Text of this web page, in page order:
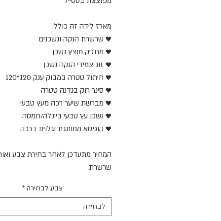
מארז לידה זה כולל:
♥️ שרשרת הנקה ונשכנים
♥️ מחזיק מוצץ נשכן
♥️ זוג צמידי הנקה נשכן
♥️ חיתול טטרה במבוק ענק 120*120
♥️ סינר רוק בנדנה טטרה
♥️ מברשת שיער רכה מעץ טבעי
♥️ נשכן עץ טבעי בייגלה/חמסה
♥️ קופסא ממותגת וגלוית ברכה
המחיר מתעדכן לאחר בחירת צבע
שרשרת
צבע לבחירה *
לבחירה